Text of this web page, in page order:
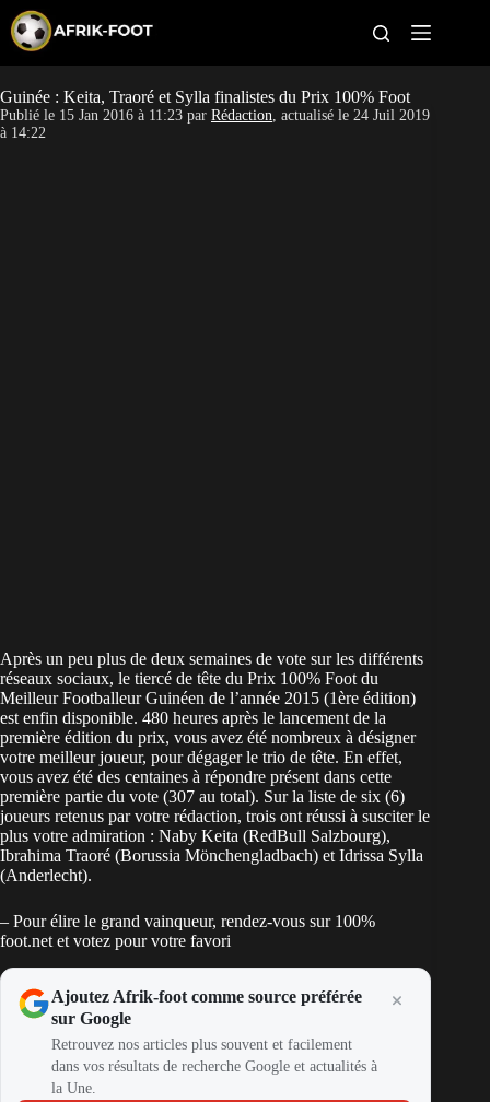
p
o
c
CAN féminine
Guinée : Keita, Traoré et Sylla finalistes du Prix 100% Foot
Publié le 15 Jan 2016 à 11:23 par Rédaction, actualisé le 24 Juil 2019
à 14:22
Après un peu plus de deux semaines de vote sur les différents
réseaux sociaux, le tiercé de tête du Prix 100% Foot du
Meilleur Footballeur Guinéen de l’année 2015 (1ère édition)
est enfin disponible. 480 heures après le lancement de la
première édition du prix, vous avez été nombreux à désigner
votre meilleur joueur, pour dégager le trio de tête. En effet,
vous avez été des centaines à répondre présent dans cette
première partie du vote (307 au total). Sur la liste de six (6)
joueurs retenus par votre rédaction, trois ont réussi à susciter le
plus votre admiration : Naby Keita (RedBull Salzbourg),
Ibrahima Traoré (Borussia Mönchengladbach) et Idrissa Sylla
(Anderlecht).
– Pour élire le grand vainqueur, rendez-vous sur 100%
foot.net et votez pour votre favori
Ajoutez Afrik-foot comme source préférée
sur Google
Retrouvez nos articles plus souvent et facilement
dans vos résultats de recherche Google et actualités à
la Une.